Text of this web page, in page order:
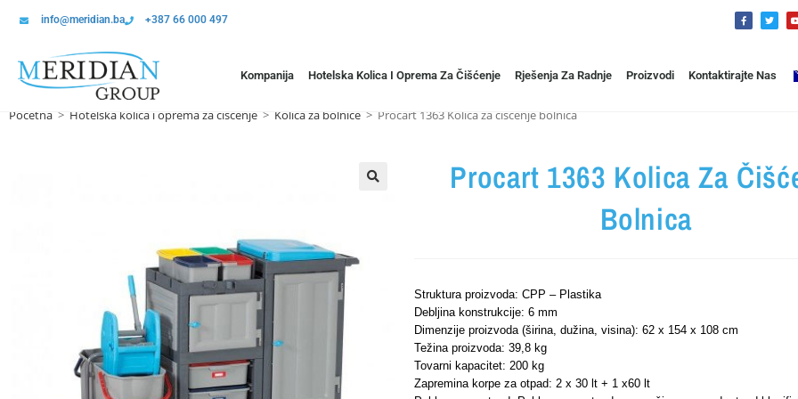
info@meridian.ba +387 66 000 497
Kompanija Hotelska Kolica I Oprema Za Čišćenje Rješenja Za Radnje Proizvodi Kontaktirajte Nas
Početna > Hotelska kolica i oprema za čišćenje > Kolica za bolnice > Procart 1363 Kolica za čišćenje bolnica
Procart 1363 Kolica Za
Bolnica
Struktura proizvoda: CPP – Plastika
Debljina konstrukcije: 6 mm
Dimenzije proizvoda (širina, dužina, visina): 62 x 154 x 108 cm
Težina proizvoda: 39,8 kg
Tovarni kapacitet: 200 kg
Zapremina korpe za otpad: 2 x 30 lt + 1 x60 lt